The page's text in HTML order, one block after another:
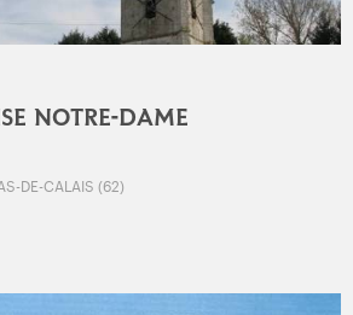
NOTRE-DAME
DE-CALAIS (62)